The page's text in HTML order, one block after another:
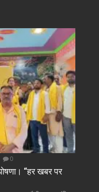
0
“हर खबर पर